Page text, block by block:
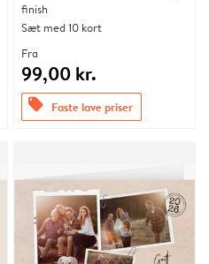
finish
Sæt med 10 kort
Fra
99,00 kr.
offers Faste lave priser